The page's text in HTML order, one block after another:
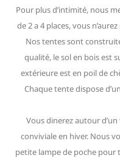
Pour plus d’intimité, nous
de 2 a 4 places, vous
Nos tentes sont
qualité, le sol en bois est
extérieure est en poil de
Chaque tente dispose
Vous dinerez autour
conviviale en hiver. Nous
petite lampe de poche pour